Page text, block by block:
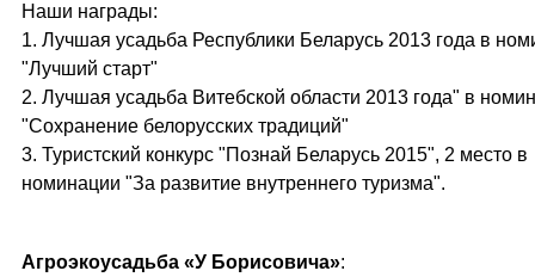
Наши награды:
1. Лучшая усадьба Республики Беларусь 2013 года в
"Лучший старт"
2. Лучшая усадьба Витебской области 2013 года" в
"Сохранение белорусских традиций"
3. Туристский конкурс "Познай Беларусь 2015", 2 место в
номинации "За развитие внутреннего туризма".
Агроэкоусадьба «У Борисовича»: